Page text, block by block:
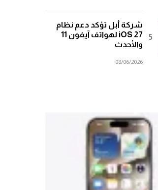
شركة أبل تؤكد دعم نظام
iOS 27 لهواتف آيفون 11
والأحدث
08/06/2026